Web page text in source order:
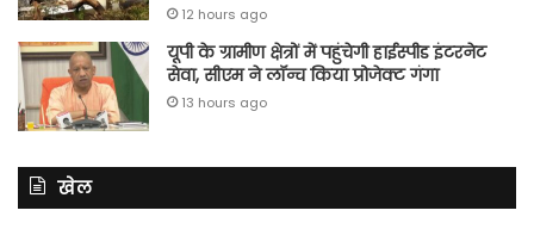
12 hours ago
यूपी के ग्रामीण क्षेत्रों में पहुंचेगी हाईस्पीड इंटरनेट
सेवा, सीएम ने लॉन्च किया प्रोजेक्ट गंगा
13 hours ago
खेल